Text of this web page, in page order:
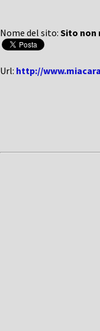
Nome del sito: Sito non
Url: http://